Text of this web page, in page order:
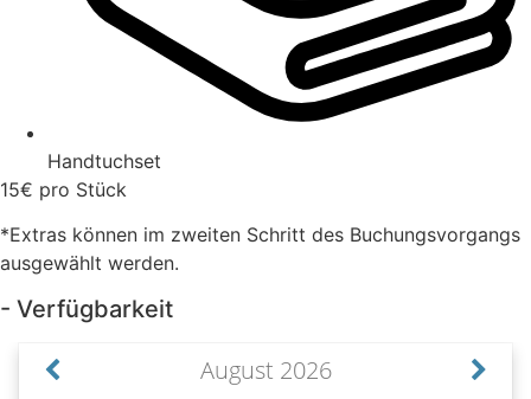
Handtuchset
15€ pro Stück
*Extras können im zweiten Schritt des Buchungsvorgangs
ausgewählt werden.
- Verfügbarkeit